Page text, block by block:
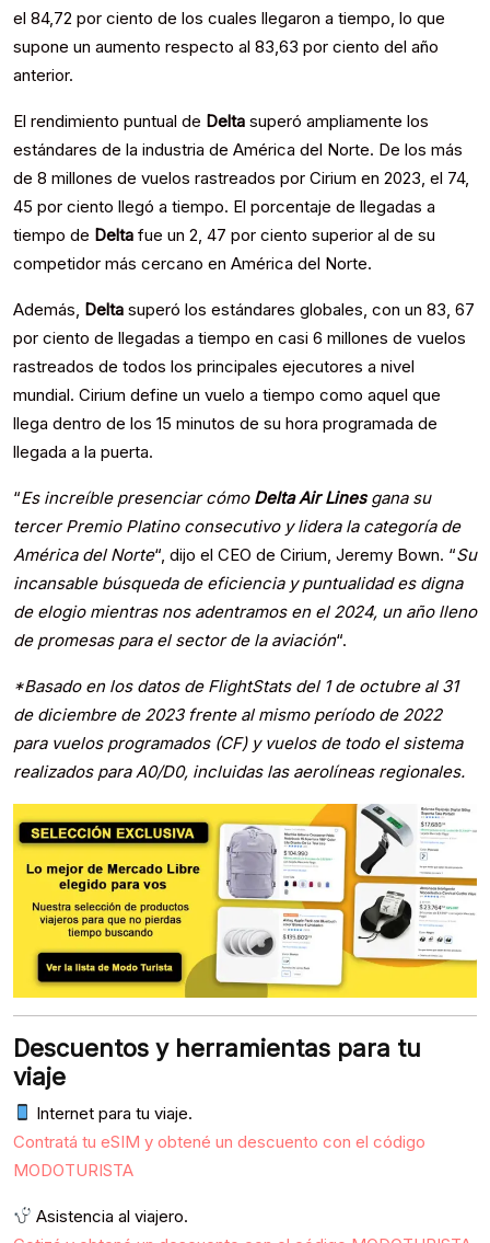
el 84,72 por ciento de los cuales llegaron a tiempo, lo que
supone un aumento respecto al 83,63 por ciento del año
anterior.
El rendimiento puntual de Delta superó ampliamente los
estándares de la industria de América del Norte. De los más
de 8 millones de vuelos rastreados por Cirium en 2023, el 74,
45 por ciento llegó a tiempo. El porcentaje de llegadas a
tiempo de Delta fue un 2, 47 por ciento superior al de su
competidor más cercano en América del Norte.
Además, Delta superó los estándares globales, con un 83, 67
por ciento de llegadas a tiempo en casi 6 millones de vuelos
rastreados de todos los principales ejecutores a nivel
mundial. Cirium define un vuelo a tiempo como aquel que
llega dentro de los 15 minutos de su hora programada de
llegada a la puerta.
“Es increíble presenciar cómo Delta Air Linesgana su
tercer Premio Platino consecutivo y lidera la categoría de
América del Norte“, dijo el CEO de Cirium, Jeremy Bown. “Su
incansable búsqueda de eficiencia y puntualidad es digna
de elogio mientras nos adentramos en el 2024, un año lleno
de promesas para el sector de la aviación“.
*Basado en los datos de FlightStats del 1 de octubre al 31
de diciembre de 2023 frente al mismo período de 2022
para vuelos programados (CF) y vuelos de todo el sistema
realizados para A0/D0, incluidas las aerolíneas regionales.
Descuentos y herramientas para tu
viaje
Internet para tu viaje.
Contratá tu eSIM y obtené un descuento con el código
MODOTURISTA
Asistencia al viajero.